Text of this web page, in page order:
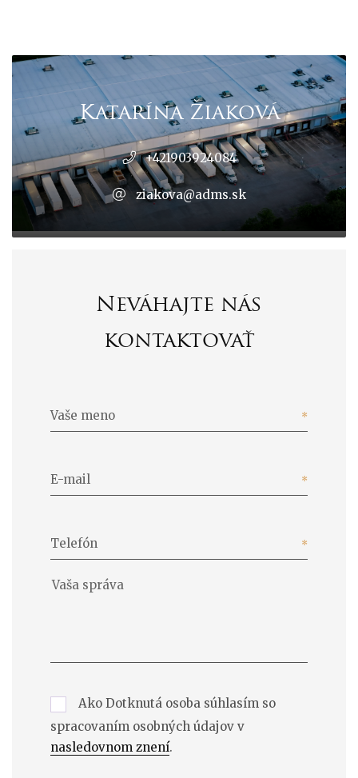
Katarína Žiaková
+421903924084
ziakova@adms.sk
Neváhajte nás
kontaktovať
Vaše meno
E-mail
Telefón
Ako Dotknutá osoba súhlasím so
spracovaním osobných údajov v
nasledovnom znení.